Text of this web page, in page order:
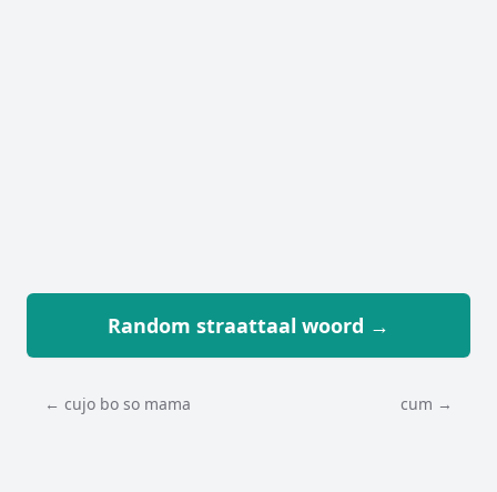
Random straattaal woord →
← cujo bo so mama cum →